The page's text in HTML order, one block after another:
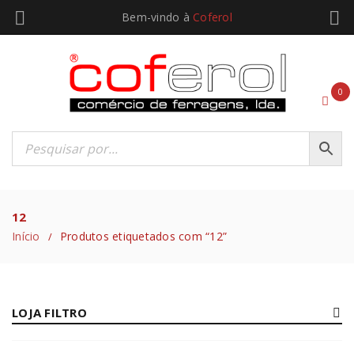
Bem-vindo à Coferol
0
12
Início / Produtos etiquetados com “12”
LOJA FILTRO